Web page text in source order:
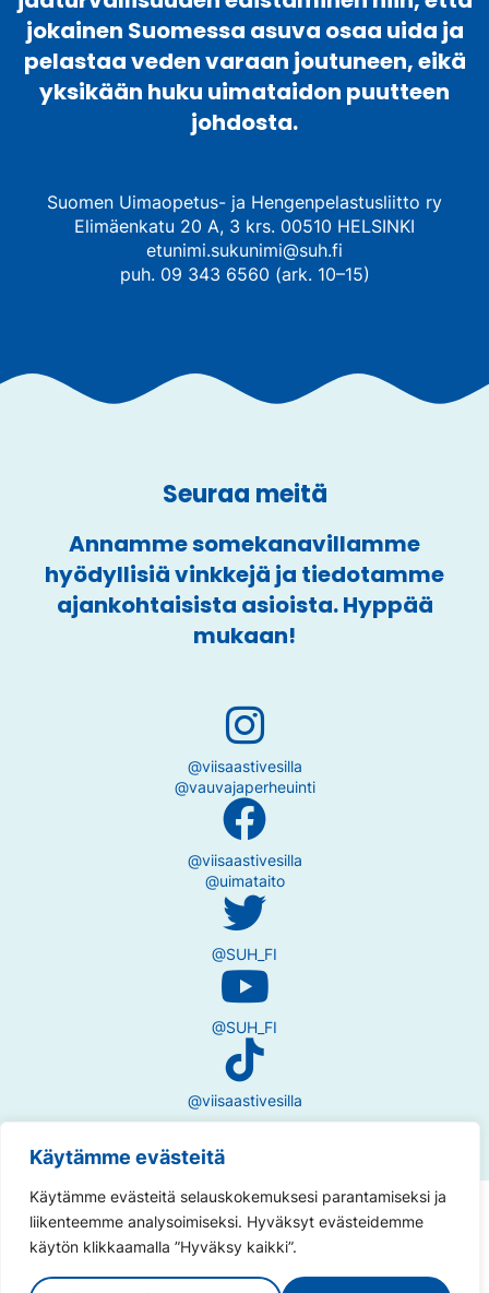
Käytämme evästeitä
Käytämme evästeitä selauskokemuksesi parantamiseksi ja
liikenteemme analysoimiseksi. Hyväksyt evästeidemme
käytön klikkaamalla ”Hyväksy kaikki”.
jokainen Suomessa asuva osaa uida ja
pelastaa veden varaan joutuneen, eikä
yksikään huku uimataidon puutteen
johdosta.
Suomen Uimaopetus- ja Hengenpelastusliitto ry
Elimäenkatu 20 A, 3 krs. 00510 HELSINKI
etunimi.sukunimi@suh.fi
puh. 09 343 6560 (ark. 10–15)
Seuraa meitä
Annamme somekanavillamme
hyödyllisiä vinkkejä ja tiedotamme
ajankohtaisista asioista. Hyppää
mukaan!
@viisaastivesilla
@vauvajaperheuinti
@viisaastivesilla
@uimataito
@SUH_FI
@SUH_FI
@viisaastivesilla
Tietosuojaseloste
Saavutettavuusseloste